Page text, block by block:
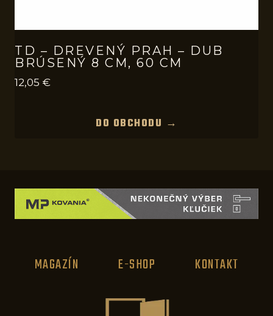
TD – DREVENÝ PRAH – DUB
BRÚSENÝ 8 CM, 60 CM
12,05 €
DO OBCHODU →
MAGAZÍN E-SHOP KONTAKT